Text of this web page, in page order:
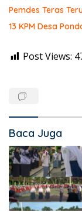
Pemdes Teras
13 KPM Desa
Post Views:
Baca Juga